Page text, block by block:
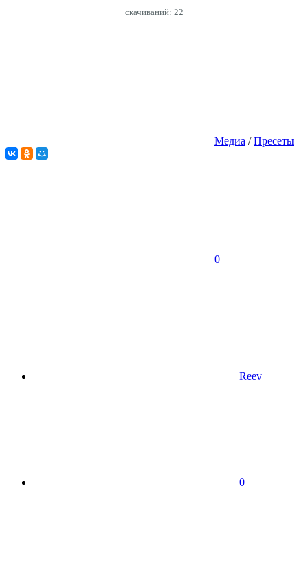
cкачиваний: 22
Медиа /Пресеты
0
Reev
0